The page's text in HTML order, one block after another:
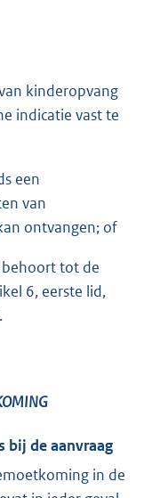
kinderopvang
indicatie vast te
een
van
ontvangen; of
tot de
6, eerste lid,
bij de aanvraag
in de